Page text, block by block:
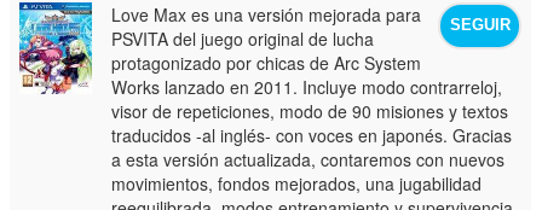
SEGUIR
Love Max es una versión mejorada para
PSVITA del juego original de lucha
protagonizado por chicas de Arc System
Works lanzado en 2011. Incluye modo contrarreloj,
visor de repeticiones, modo de 90 misiones y textos
traducidos -al inglés- con voces en japonés. Gracias
a esta versión actualizada, contaremos con nuevos
movimientos, fondos mejorados, una jugabilidad